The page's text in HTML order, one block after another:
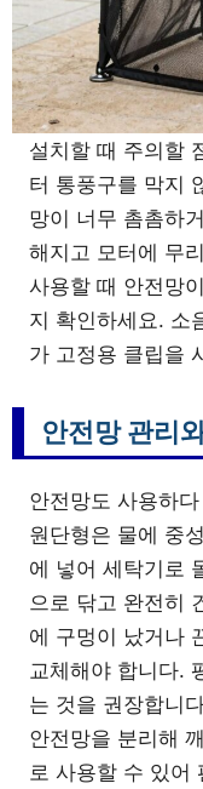
설치할 때 주의할
터 통풍구를 막지
망이 너무 촘촘하
해지고 모터에 무
사용할 때 안전망
지 확인하세요. 소
가 고정용 클립을
안전망 관리
안전망도 사용하
원단형은 물에 중
에 넣어 세탁기로
으로 닦고 완전히
에 구멍이 났거나
교체해야 합니다.
는 것을 권장합니
안전망을 분리해
로 사용할 수 있어